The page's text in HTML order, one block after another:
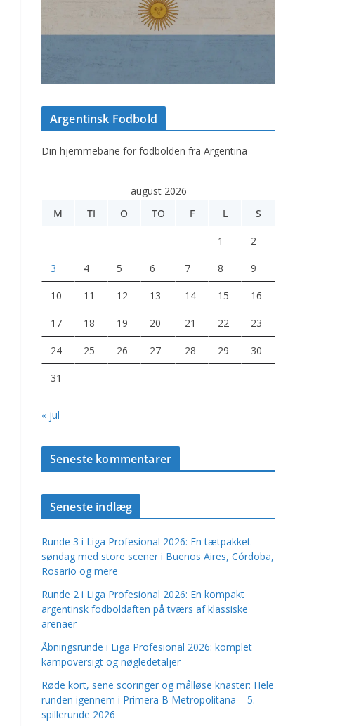
Argentinsk Fodbold
Din hjemmebane for fodbolden fra Argentina
august 2026
M
TI O TO F L S
1 2
3 4 5 6 7 8 9
10 11 12 13 14 15 16
17 18 19 20 21 22 23
24 25 26 27 28 29 30
31
« jul
Seneste kommentarer
Seneste indlæg
Runde 3 i Liga Profesional 2026: En tætpakket
søndag med store scener i Buenos Aires, Córdoba,
Rosario og mere
Runde 2 i Liga Profesional 2026: En kompakt
argentinsk fodboldaften på tværs af klassiske
arenaer
Åbningsrunde i Liga Profesional 2026: komplet
kampoversigt og nøgledetaljer
Røde kort, sene scoringer og målløse knaster: Hele
runden igennem i Primera B Metropolitana – 5.
spillerunde 2026